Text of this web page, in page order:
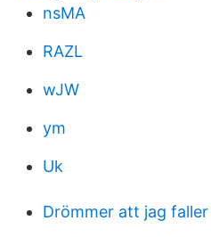
nsMA
RAZL
wJW
ym
Uk
Drömmer att jag faller